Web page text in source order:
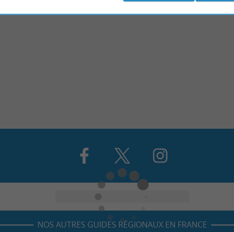
NOS AUTRES GUIDES RÉGIONAUX EN FRANCE